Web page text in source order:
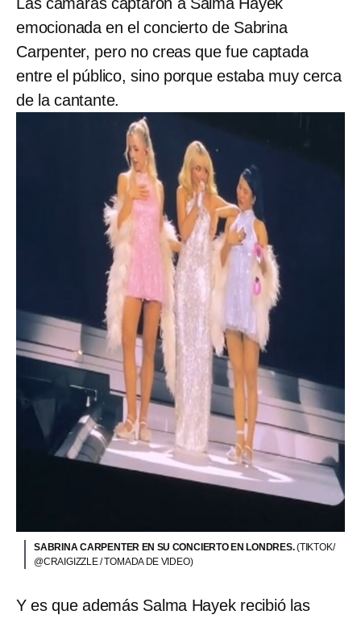
emocionada en el concierto de Sabrina
Carpenter, pero no creas que fue captada
entre el público, sino porque estaba muy cerca
de la cantante.
SABRINA CARPENTER EN SU CONCIERTO EN LONDRES.(TIKTOK/
@CRAIGIZZLE / TOMADA DE VIDEO)
Y es que además Salma Hayek recibió las